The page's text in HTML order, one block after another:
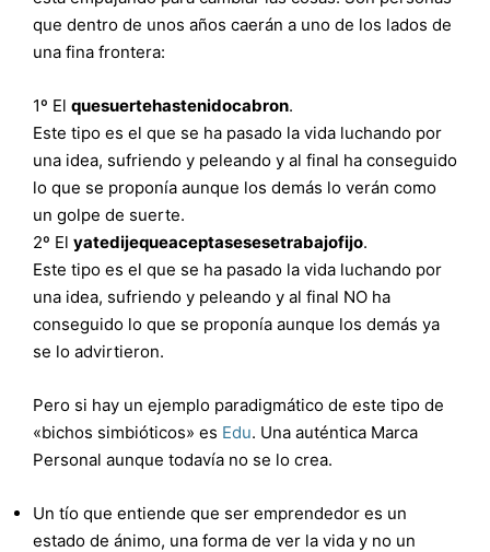
que dentro de unos años caerán a uno de los lados de
una fina frontera:
1º El quesuertehastenidocabron.
Este tipo es el que se ha pasado la vida luchando por
una idea, sufriendo y peleando y al final ha conseguido
lo que se proponía aunque los demás lo verán como
un golpe de suerte.
2º El yatedijequeaceptasesesetrabajofijo.
Este tipo es el que se ha pasado la vida luchando por
una idea, sufriendo y peleando y al final NO ha
conseguido lo que se proponía aunque los demás ya
se lo advirtieron.
Pero si hay un ejemplo paradigmático de este tipo de
«bichos simbióticos» es Edu. Una auténtica Marca
Personal aunque todavía no se lo crea.
Un tío que entiende que ser emprendedor es un
estado de ánimo, una forma de ver la vida y no un